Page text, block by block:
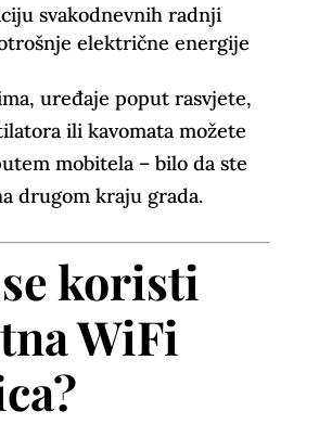
svakodnevnih radnji
električne energije
uređaje poput rasvjete,
ili kavomata možete
mobitela – bilo da ste
drugom kraju grada.
koristi
WiFi